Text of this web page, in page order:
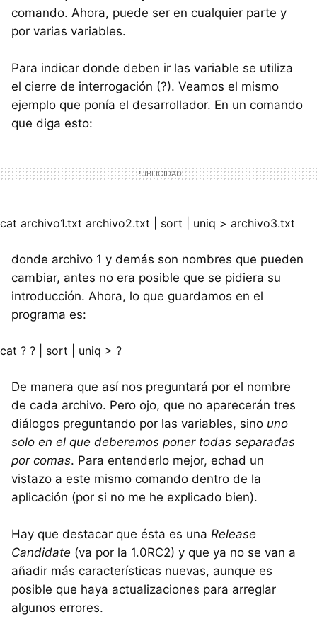
comando. Ahora, puede ser en cualquier parte y
por varias variables.
Para indicar donde deben ir las variable se utiliza
el cierre de interrogación (?). Veamos el mismo
ejemplo que ponía el desarrollador. En un comando
que diga esto:
cat archivo1.txt archivo2.txt | sort | uniq > archivo3.txt
donde archivo 1 y demás son nombres que pueden
cambiar, antes no era posible que se pidiera su
introducción. Ahora, lo que guardamos en el
programa es:
cat ? ? | sort | uniq > ?
De manera que así nos preguntará por el nombre
de cada archivo. Pero ojo, que no aparecerán tres
diálogos preguntando por las variables, sino uno
solo en el que deberemos poner todas separadas
por comas. Para entenderlo mejor, echad un
vistazo a este mismo comando dentro de la
aplicación (por si no me he explicado bien).
Hay que destacar que ésta es una Release
Candidate (va por la 1.0RC2) y que ya no se van a
añadir más características nuevas, aunque es
posible que haya actualizaciones para arreglar
algunos errores.